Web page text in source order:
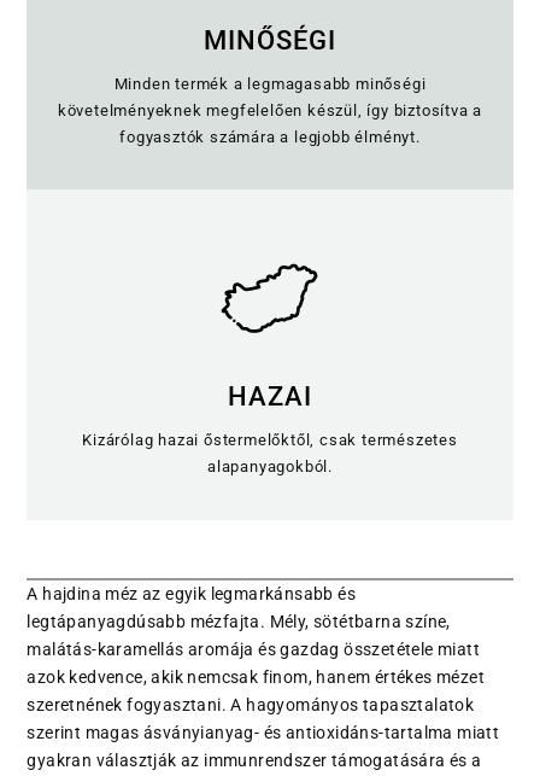
MINŐSÉGI
Minden termék a legmagasabb minőségi
követelményeknek megfelelően készül, így biztosítva a
fogyasztók számára a legjobb élményt.
HAZAI
Kizárólag hazai őstermelőktől, csak természetes
alapanyagokból.
A hajdina méz az egyik legmarkánsabb és
legtápanyagdúsabb mézfajta. Mély, sötétbarna színe,
malátás-karamellás aromája és gazdag összetétele miatt
azok kedvence, akik nemcsak finom, hanem értékes mézet
szeretnének fogyasztani. A hagyományos tapasztalatok
szerint magas ásványianyag- és antioxidáns-tartalma miatt
gyakran választják az immunrendszer támogatására és a